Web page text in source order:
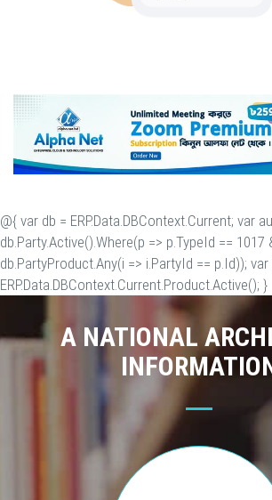
@{ var db = ERP.Data.DBContext.Current; var
db.Party.Active().Where(p => p.TypeId == 1017
db.PartyProduct.Any(i => i.PartyId == p.Id));
ERP.Data.DBContext.Current.Product.Active(); }
A NATIONAL